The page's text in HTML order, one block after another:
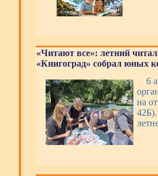
«Читают все»: летний
«Книгоград» собрал юных
6
на